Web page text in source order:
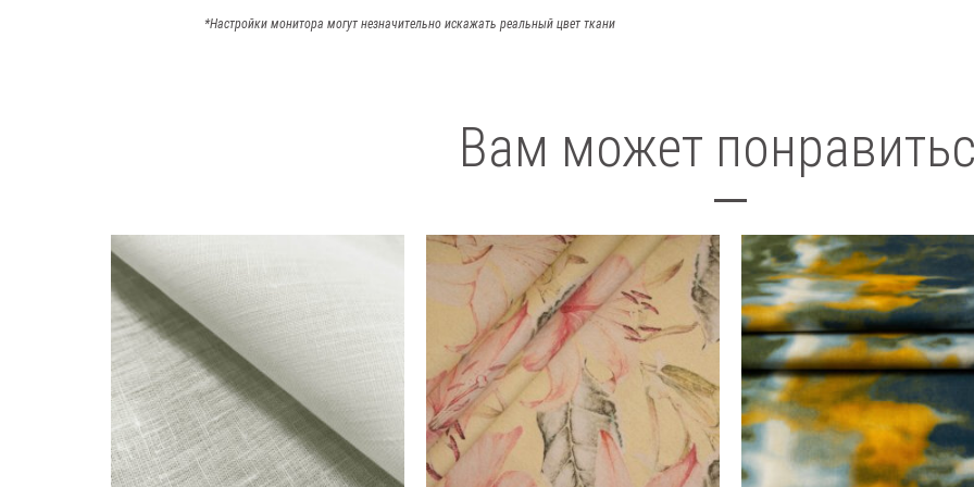
*Настройки монитора могут незначительно искажать реальный цвет ткани
Вам может